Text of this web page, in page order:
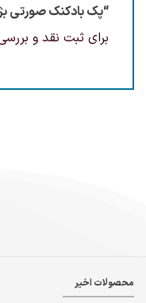
“پک بادکنک صورتی بژ
برای ثبت نقد و
محصولات اخیر